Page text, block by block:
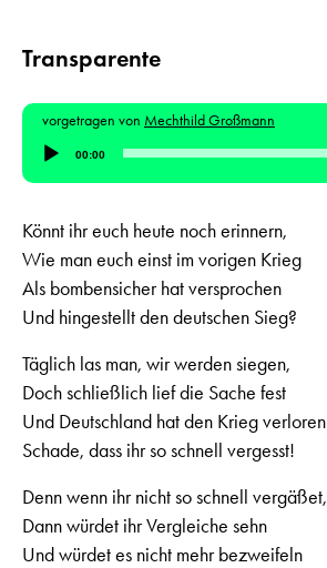
Transparente
vorgetragen von Mechthild Großmann
Audio-
Player
00:00
Könnt ihr euch heute noch erinnern,
Wie man euch einst im vorigen Krieg
Als bombensicher hat versprochen
Und hingestellt den deutschen Sieg?
Täglich las man, wir werden siegen,
Doch schließlich lief die Sache fest
Und Deutschland hat den Krieg verloren
Schade, dass ihr so schnell vergesst!
Denn wenn ihr nicht so schnell vergäßet,
Dann würdet ihr Vergleiche sehn
Und würdet es nicht mehr bezweifeln